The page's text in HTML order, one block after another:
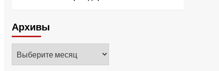
Архивы